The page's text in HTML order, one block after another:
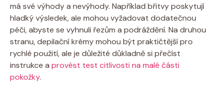
má své výhody a nevýhody. Například břitvy poskytují
hladký výsledek, ale mohou vyžadovat dodatečnou
péči, abyste se vyhnuli řezům a podráždění. Na druhou
stranu, depilační krémy mohou být praktičtější pro
rychlé použití, ale je důležité důkladně si přečíst
instrukce a provést test citlivosti na malé části
pokožky.